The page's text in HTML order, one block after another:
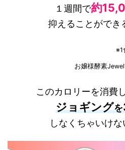
１週間で約
抑えることができ
※1
お嬢様酵素
このカロリーを消費
ジョギングを
しなくちゃいけ